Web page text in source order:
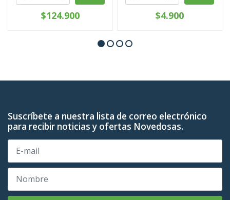
$124.900 $4.900
Suscríbete a nuestra lista de correo electrónico
para recibir noticias y ofertas Novedosas.